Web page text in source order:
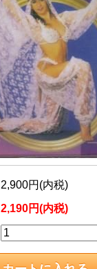
2,900円(内税)
2,190円(内税)